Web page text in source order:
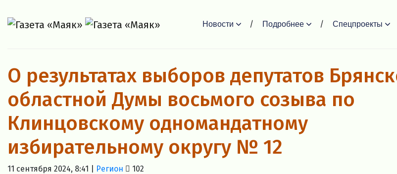
Новости Подробнее Спецпроекты
О результатах выборов депутатов
областной Думы восьмого созыва по
Клинцовскому одномандатному
избирательному округу № 12
11 сентября 2024, 8:41 | Регион 102